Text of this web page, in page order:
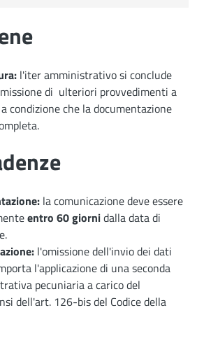
l'iter amministrativo si conclude
di ulteriori provvedimenti a
condizione che la documentazione
la comunicazione deve essere
entro 60 giornidalla data di
l'omissione dell'invio dei dati
l'applicazione di una seconda
pecuniaria a carico del
dell'art. 126-bis del Codice della